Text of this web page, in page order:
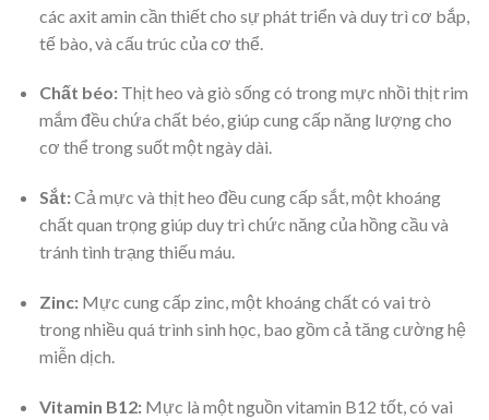
các axit amin cần thiết cho sự phát triển và duy trì cơ bắp,
tế bào, và cấu trúc của cơ thể.
Chất béo:Thịt heo và giò sống có trong mực nhồi thịt rim
mắm đều chứa chất béo, giúp cung cấp năng lượng cho
cơ thể trong suốt một ngày dài.
Sắt:Cả mực và thịt heo đều cung cấp sắt, một khoáng
chất quan trọng giúp duy trì chức năng của hồng cầu và
tránh tình trạng thiếu máu.
Zinc: Mực cung cấp zinc, một khoáng chất có vai trò
trong nhiều quá trình sinh học, bao gồm cả tăng cường hệ
miễn dịch.
Vitamin B12:Mực là một nguồn vitamin B12 tốt, có vai